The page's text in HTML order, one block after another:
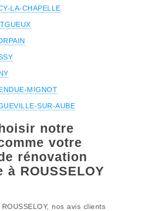
LA-CHAPELLE
MIGNOT
SUR-AUBE
notre
votre
rénovation
à ROUSSELOY
nos avis clients